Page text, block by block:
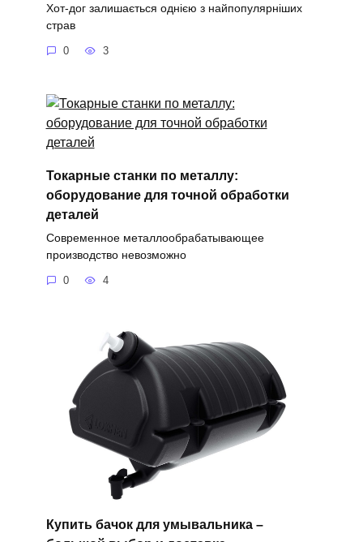
Хот-дог залишається однією з найпопулярніших
страв
0 3
Токарные станки по металлу:
оборудование для точной обработки
деталей
Современное металлообрабатывающее
производство невозможно
0 4
Купить бачок для умывальника –